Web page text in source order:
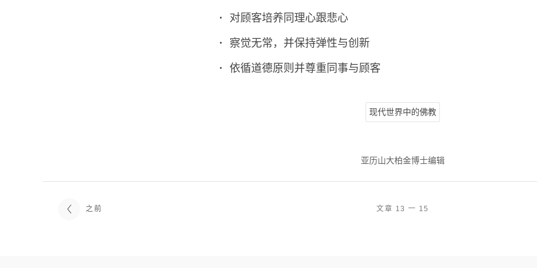
对顾客培养同理心跟悲心
察觉无常，并保持弹性与创新
依循道德原则并尊重同事与顾客
现代世界中的佛教
亚历山大柏金博士编辑
之前 文章 13 一 15